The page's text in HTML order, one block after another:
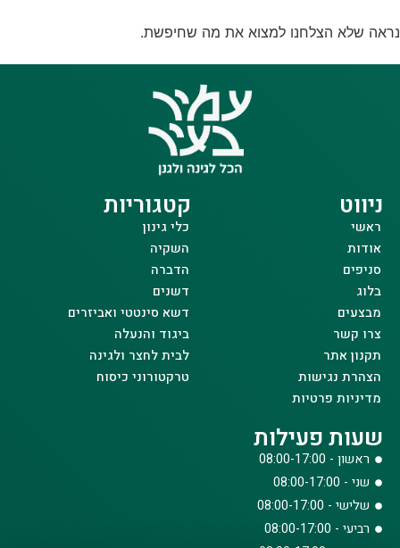
נראה שלא הצלחנו למצוא את מה שחיפשת.
ניווט
ראשי
אודות
סניפים
בלוג
מבצעים
צרו קשר
תקנון אתר
הצהרת נגישות
מדיניות פרטיות
קטגוריות
כלי גינון
השקיה
הדברה
דשנים
דשא סינטטי ואביזרים
ביגוד והנעלה
לבית לחצר ולגינה
טרקטורוני כיסוח
שעות פעילות
ראשון - 08:00-17:00
שני - 08:00-17:00
שלישי - 08:00-17:00
רביעי - 08:00-17:00